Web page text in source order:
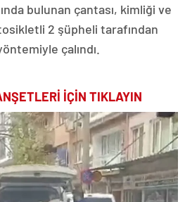
bulunan çantası, kimliği ve
2 şüpheli tarafından
çalındı.
İÇİN TIKLAYIN